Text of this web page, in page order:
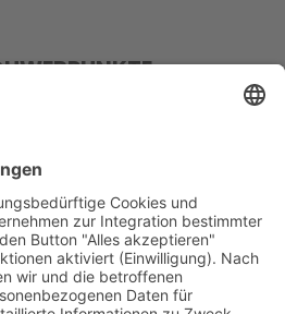
Mess- und
Mechanik, erneuerbare
Biophysik, physikalische